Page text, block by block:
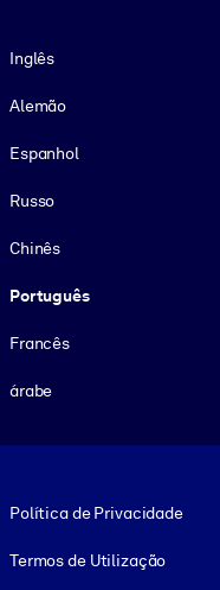
Inglês
Alemão
Espanhol
Russo
Chinês
Português
Francês
árabe
Política de Privacidade
Termos de Utilização